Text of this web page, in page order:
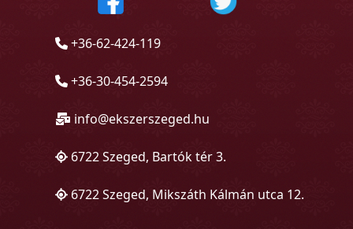
+36-62-424-119
+36-30-454-2594
info@ekszerszeged.hu
6722 Szeged, Bartók tér 3.
6722 Szeged, Mikszáth Kálmán utca 12.